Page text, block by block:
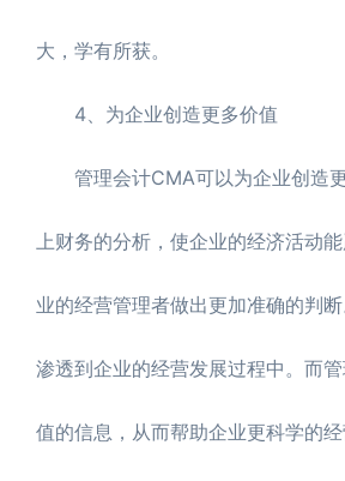
大，学有所获。
4、为企业创造更多价值
管理会计CMA可以为企业创造更
上财务的分析，使企业的经济活动
业的经营管理者做出更加准确的判
渗透到企业的经营发展过程中。而
值的信息，从而帮助企业更科学的经